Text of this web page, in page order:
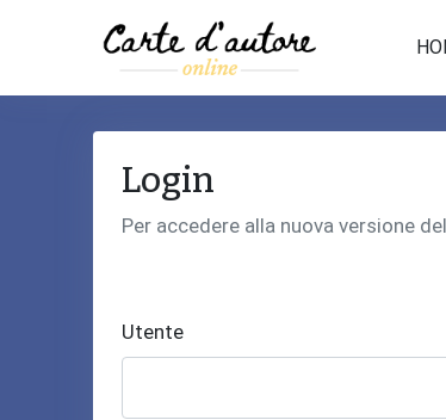
Login
Per accedere alla nuova versione
Utente